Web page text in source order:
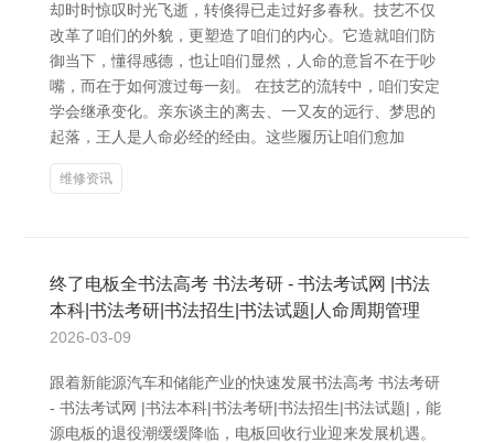
却时时惊叹时光飞逝，转倏得已走过好多春秋。技艺不仅
改革了咱们的外貌，更塑造了咱们的内心。它造就咱们防
御当下，懂得感德，也让咱们显然，人命的意旨不在于吵
嘴，而在于如何渡过每一刻。 在技艺的流转中，咱们安定
学会继承变化。亲东谈主的离去、一又友的远行、梦思的
起落，王人是人命必经的经由。这些履历让咱们愈加
维修资讯
终了电板全书法高考 书法考研 - 书法考试网 |书法
本科|书法考研|书法招生|书法试题|人命周期管理
2026-03-09
跟着新能源汽车和储能产业的快速发展书法高考 书法考研
- 书法考试网 |书法本科|书法考研|书法招生|书法试题|，能
源电板的退役潮缓缓降临，电板回收行业迎来发展机遇。